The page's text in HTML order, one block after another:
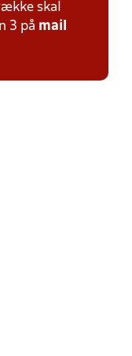
skal
3 på mail